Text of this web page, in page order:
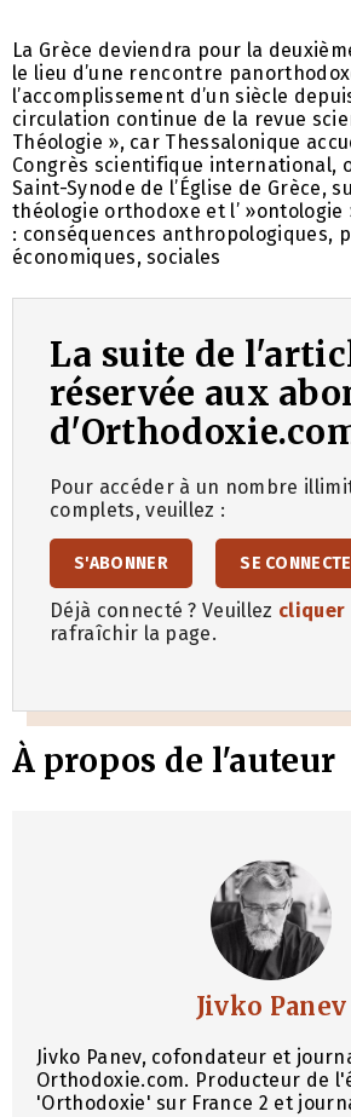
La Grèce deviendra pour la
le lieu d’une rencontre
l’accomplissement d’un siècle
circulation continue de la revue
Théologie », car Thessalonique
Congrès scientifique international,
Saint-Synode de l’Église de Grèce,
théologie orthodoxe et l’ »ontologie
: conséquences anthropologiques,
économiques, sociales
La suite de
réservée aux
Pour accéder à un nombre
complets, veuillez :
S'ABONNER SE
Déjà connecté ? Veuillez cliquer
rafraîchir la page.
À propos de l'auteur
Jivko Panev
Jivko Panev, cofondateur et
Orthodoxie.com. Producteur de
'Orthodoxie' sur France 2 et